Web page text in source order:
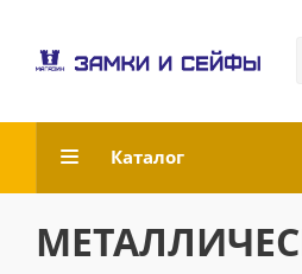
Каталог